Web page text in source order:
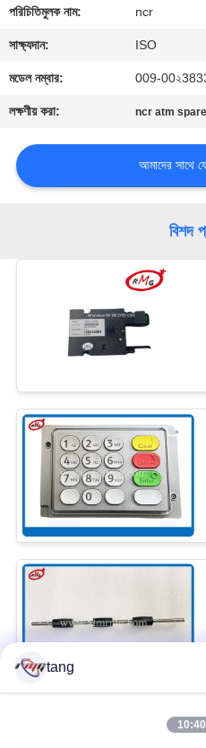
আমাদের
সাথে
যোগাযোগ
মামলা
সাইট
ম্যাপ
গোপনীয়তা
পরিচিতিমুলক নাম: ncr
সাক্ষ্যদান: ISO
মডেল নম্বার: 009-
লক্ষণীয় করা: ncr atm
আমাদের সাথে
বিশদ
tang